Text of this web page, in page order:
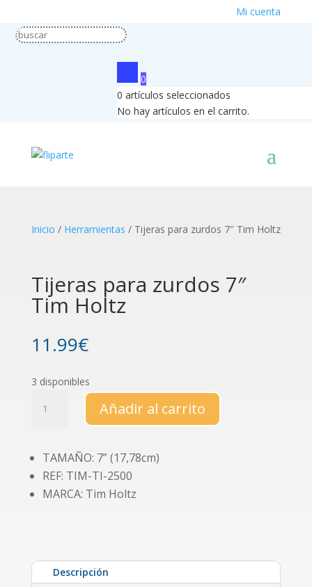
Mi cuenta
0
0 artículos seleccionados
No hay artículos en el carrito.
Inicio / Herramientas / Tijeras para zurdos 7″ Tim Holtz
Tijeras para zurdos 7″
Tim Holtz
11.99€
3 disponibles
para
Tim
Holtz
cantidad
Añadir al carrito
TAMAÑO: 7” (17,78cm)
REF: TIM-TI-2500
MARCA: Tim Holtz
Descripción